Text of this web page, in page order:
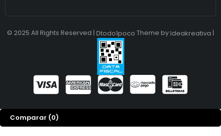
© 2025 All Rights Reserved | Dtodo1poco Theme by Ideakreativa |
Comparar (0)